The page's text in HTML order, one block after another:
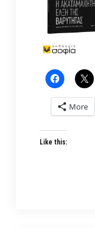
More
Like this: